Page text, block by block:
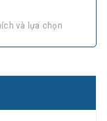
và lựa chọn